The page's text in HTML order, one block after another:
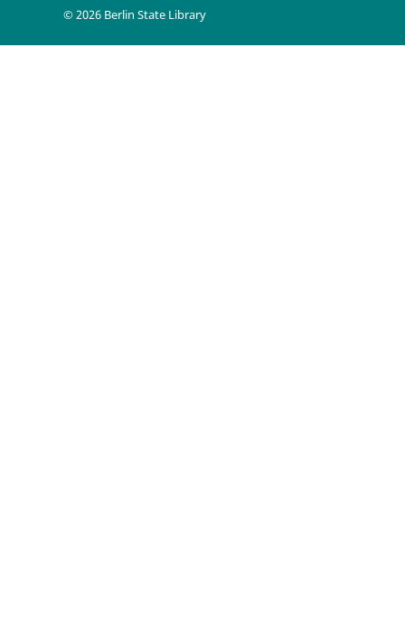
© 2026 Berlin State Library